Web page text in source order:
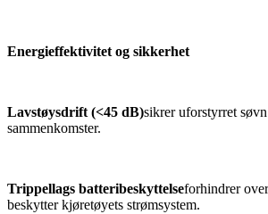
Energieffektivitet og sikkerhet
Lavstøysdrift (<45 dB)sikrer uforstyrret
sammenkomster.
Trippellags batteribeskyttelseforhindrer
beskytter kjøretøyets strømsystem.